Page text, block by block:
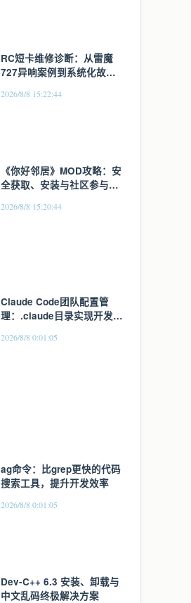
RC短卡维修诊断：从雷魔
727异响案例到系统化故障
2026/8/8 15:22:44
《你好邻居》MOD攻略：安
全获取、安装与社区参与指
2026/8/8 15:20:44
Claude Code团队配置管
理：.claude目录实现开发环
2026/8/8 0:01:05
ag命令：比grep更快的代码
搜索工具，提升开发效率
2026/8/8 0:01:05
Dev-C++ 6.3 安装、卸载与
中文乱码终极解决方案